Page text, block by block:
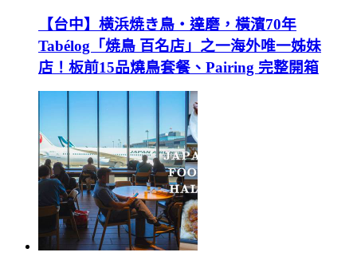
【台中】横浜焼き鳥‧達磨，橫濱70年
Tabélog「焼鳥 百名店」之一海外唯一姊妹
店！板前15品燒鳥套餐、Pairing 完整開箱